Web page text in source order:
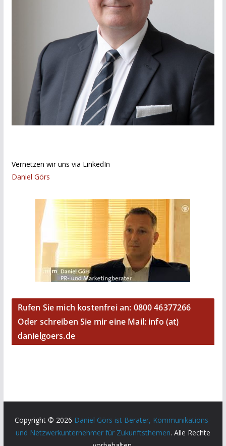
Vernetzen wir uns via LinkedIn
Daniel Görs
Rufen Sie mich kostenfrei an: 0800 46377266
Oder schreiben Sie mir eine Mail: info (at)
danielgoers.de
Copyright © 2026 Daniel Görs ist Berater, Kommunikations-
und Netzwerkunternehmer für Zukunftsthemen. Alle Rechte